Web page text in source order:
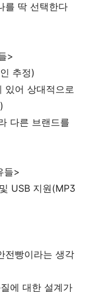
를 딱 선택한다
>
추정)
있어 상대적으로
다른 브랜드를
들>
USB 지원(MP3
전빵이라는 생각
에 대한 설계가